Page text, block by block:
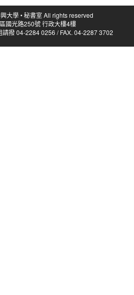
大學 • 秘書室 All rights reserved
國光路250號 行政大樓4樓
請撥 04-2284 0256 / FAX. 04-2287 3702